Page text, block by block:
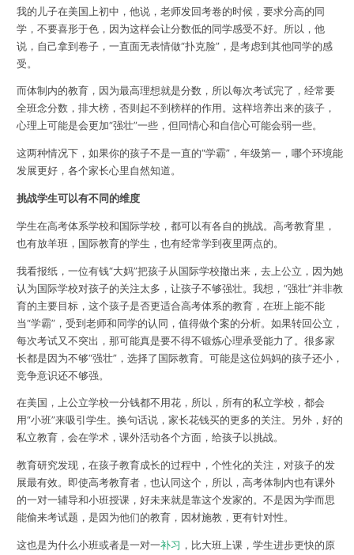
我的儿子在美国上初中，他说，老师发回考卷的时候，要求分高的同
学，不要喜形于色，因为这样会让分数低的同学感受不好。所以，他
说，自己拿到卷子，一直面无表情做“扑克脸”，是考虑到其他同学的感
受。
而体制内的教育，因为最高理想就是分数，所以每次考试完了，经常要
全班念分数，排大榜，否则起不到榜样的作用。这样培养出来的孩子，
心理上可能是会更加“强壮”一些，但同情心和自信心可能会弱一些。
这两种情况下，如果你的孩子不是一直的“学霸”，年级第一，哪个环境能
发展更好，各个家长心里自然知道。
挑战学生可以有不同的维度
学生在高考体系学校和国际学校，都可以有各自的挑战。高考教育里，
也有放羊班，国际教育的学生，也有经常学到夜里两点的。
我看报纸，一位有钱“大妈”把孩子从国际学校撤出来，去上公立，因为她
认为国际学校对孩子的关注太多，让孩子不够强壮。我想，“强壮”并非教
育的主要目标，这个孩子是否更适合高考体系的教育，在班上能不能
当“学霸”，受到老师和同学的认同，值得做个案的分析。如果转回公立，
每次考试又不突出，那可能真是要不得不锻炼心理承受能力了。很多家
长都是因为不够“强壮”，选择了国际教育。可能是这位妈妈的孩子还小，
竞争意识还不够强。
在美国，上公立学校一分钱都不用花，所以，所有的私立学校，都会
用“小班”来吸引学生。换句话说，家长花钱买的更多的关注。另外，好的
私立教育，会在学术，课外活动各个方面，给孩子以挑战。
教育研究发现，在孩子教育成长的过程中，个性化的关注，对孩子的发
展最有效。即使高考教育者，也认同这个，所以，高考体制内也有课外
的一对一辅导和小班授课，好未来就是靠这个发家的。不是因为学而思
能偷来考试题，是因为他们的教育，因材施教，更有针对性。
这也是为什么小班或者是一对一补习 ，比大班上课，学生进步更快的原